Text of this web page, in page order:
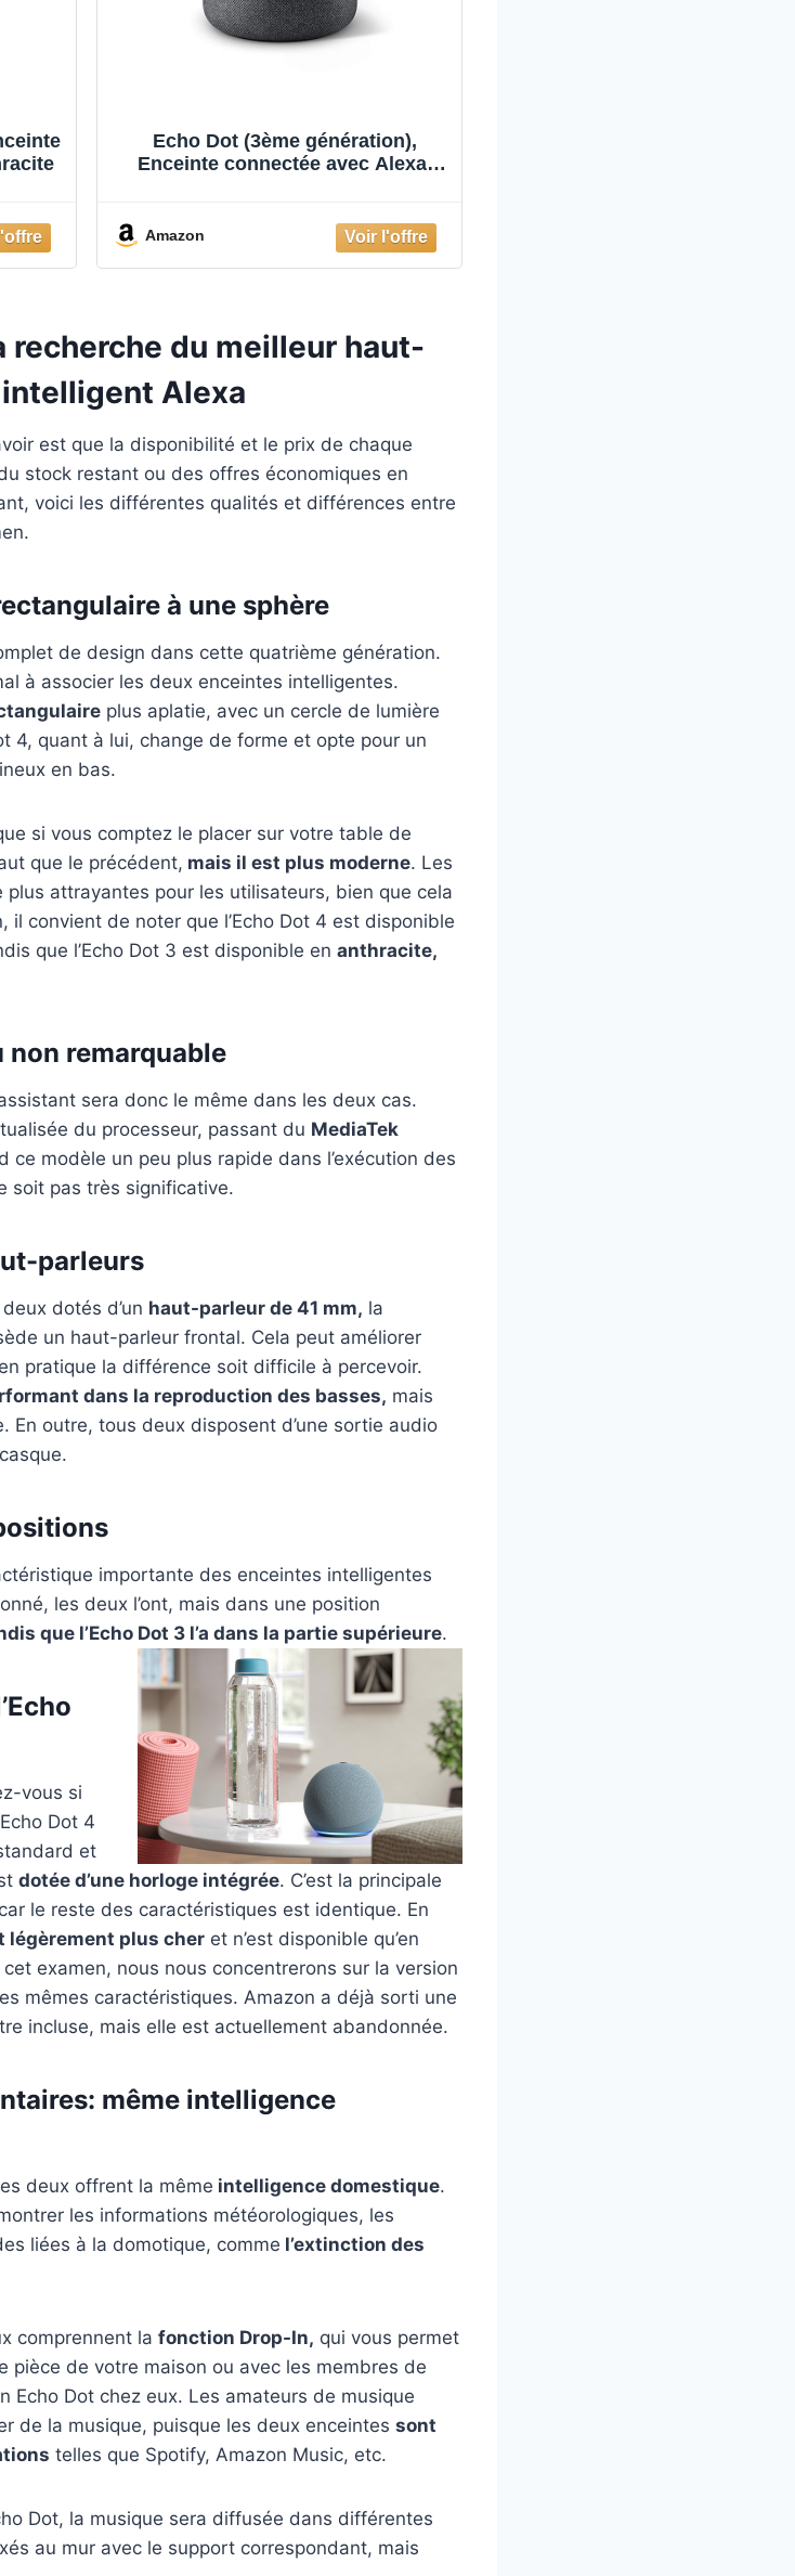
Echo Dot (3ème génération),
Enceinte connectée avec Alexa,
Amazon
recherche du meilleur haut-
Alexa
est que la disponibilité et le prix de chaque
stock restant ou des offres économiques en
voici les différentes qualités et différences entre
à une sphère
de design dans cette quatrième génération.
à associer les deux enceintes intelligentes.
plus aplatie, avec un cercle de lumière
4, quant à lui, change de forme et opte pour un
en bas.
si vous comptez le placer sur votre table de
que le précédent, mais il est plus moderne. Les
attrayantes pour les utilisateurs, bien que cela
convient de noter que l’Echo Dot 4 est disponible
que l’Echo Dot 3 est disponible en anthracite,
non remarquable
sera donc le même dans les deux cas.
du processeur, passant du MediaTek
ce modèle un peu plus rapide dans l’exécution des
soit pas très significative.
parleurs
dotés d’un haut-parleur de 41 mm, la
un haut-parleur frontal. Cela peut améliorer
pratique la différence soit difficile à percevoir.
dans la reproduction des basses, mais
outre, tous deux disposent d’une sortie audio
importante des enceintes intelligentes
les deux l’ont, mais dans une position
que l’Echo Dot 3 l’a dans la partie supérieure.
vous si
Dot 4
et
dotée d’une horloge intégrée. C’est la principale
le reste des caractéristiques est identique. En
légèrement plus cher et n’est disponible qu’en
examen, nous nous concentrerons sur la version
mêmes caractéristiques. Amazon a déjà sorti une
incluse, mais elle est actuellement abandonnée.
même intelligence
deux offrent la même intelligence domestique.
les informations météorologiques, les
liées à la domotique, comme l’extinction des
comprennent la fonction Drop-In, qui vous permet
pièce de votre maison ou avec les membres de
Echo Dot chez eux. Les amateurs de musique
de la musique, puisque les deux enceintes sont
telles que Spotify, Amazon Music, etc.
Dot, la musique sera diffusée dans différentes
au mur avec le support correspondant, mais